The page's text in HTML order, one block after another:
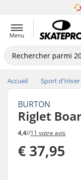
Menu
Accueil Sport d'Hiver
BURTON
Riglet
4,4//11 votre avis
€ 37,95